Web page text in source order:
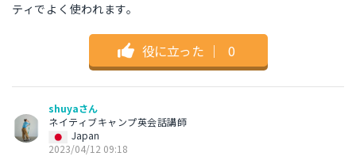
ティでよく使われます。
役に立った ｜ 0
shuyaさん
ネイティブキャンプ英会話講師
Japan
2023/04/12 09:18